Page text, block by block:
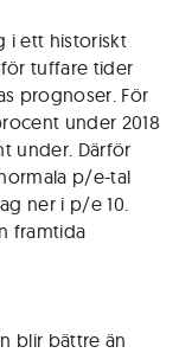
i ett historiskt
tuffare tider
prognoser. För
under 2018
under. Därför
p/e-tal
ner i p/e 10.
framtida
blir bättre än